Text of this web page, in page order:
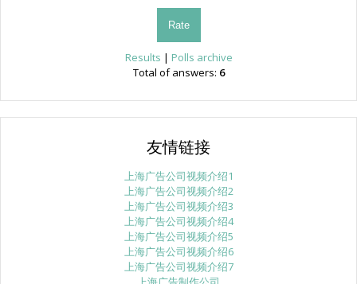
Results | Polls archive
Total of answers: 6
友情链接
上海广告公司视频介绍1
上海广告公司视频介绍2
上海广告公司视频介绍3
上海广告公司视频介绍4
上海广告公司视频介绍5
上海广告公司视频介绍6
上海广告公司视频介绍7